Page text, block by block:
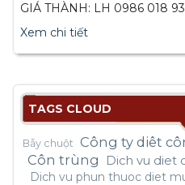
GIÁ THÀNH: LH 0986 018
Xem chi tiết
TAGS CLOUD
Bẫy chuột Công ty diêt
Côn trùng Dich vu diet
Dich vu phun thuoc diet